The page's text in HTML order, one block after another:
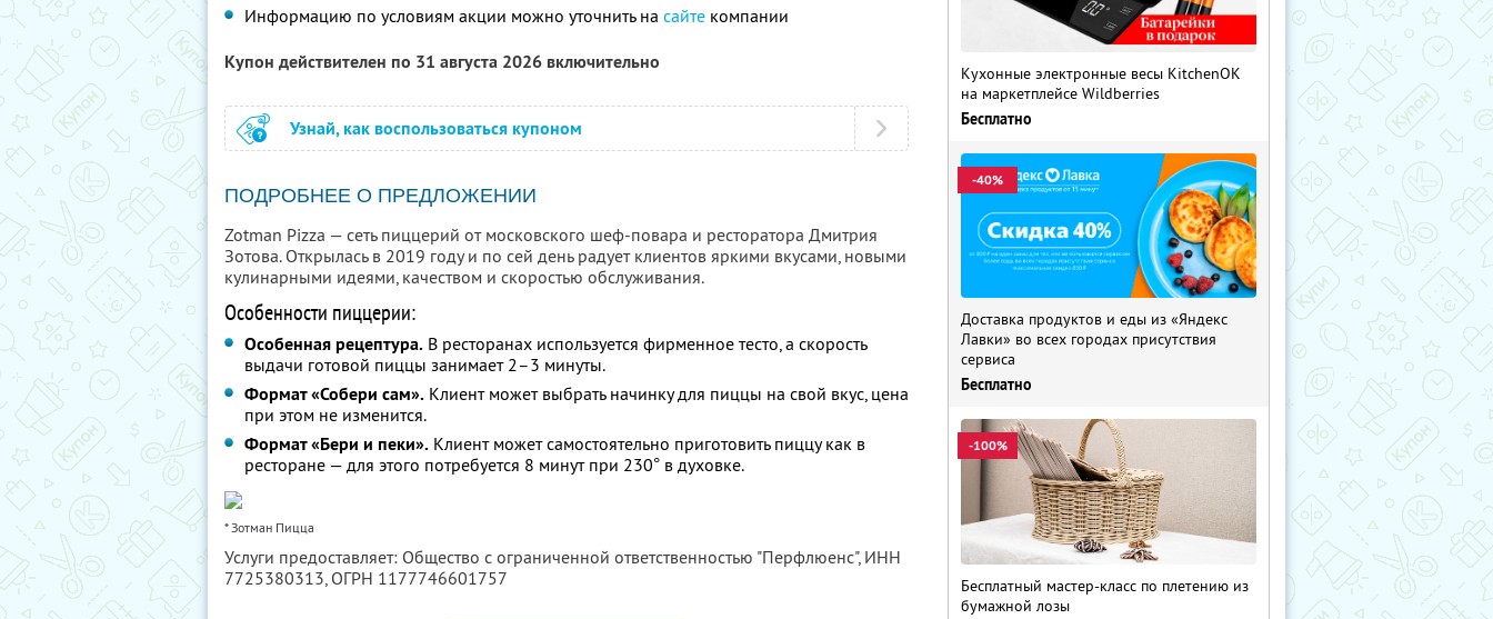
Информацию по условиям акции можно уточнить на сайте компании
Купон действителен по 31 августа 2026 включительно
Узнай, как воспользоваться купоном
ПОДРОБНЕЕ О ПРЕДЛОЖЕНИИ
Zotman Pizza — сеть пиццерий от московского шеф-повара и ресторатора Дмитрия
Зотова. Открылась в 2019 году и по сей день радует клиентов яркими вкусами, новыми
кулинарными идеями, качеством и скоростью обслуживания.
Особенности пиццерии:
Особенная рецептура. В ресторанах используется фирменное тесто, а скорость
выдачи готовой пиццы занимает 2–3 минуты.
Формат «Собери сам». Клиент может выбрать начинку для пиццы на свой вкус, цена
при этом не изменится.
Формат «Бери и пеки». Клиент может самостоятельно приготовить пиццу как в
ресторане — для этого потребуется 8 минут при 230° в духовке.
* Зотман Пицца
Услуги предоставляет: Общество с ограниченной ответственностью "Перфлюенс", ИНН
7725380313, ОГРН 1177746601757
Кухонные электронные весы KitchenOK
на маркетплейсе Wildberries
Бесплатно
-40%
Доставка продуктов и еды из «Яндекс
Лавки» во всех городах присутствия
сервиса
Бесплатно
-100%
Бесплатный мастер-класс по плетению из
бумажной лозы